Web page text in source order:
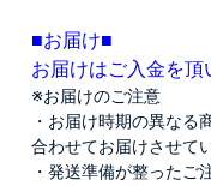
■お届け■
お届けはご入金を頂
※お届けのご注意
・お届け時期の異なる
合わせてお届けさせて
・発送準備が整ったご